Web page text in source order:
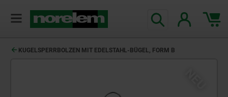
KUGELSPERRBOLZEN MIT EDELSTAHL-BÜGEL, FORM B